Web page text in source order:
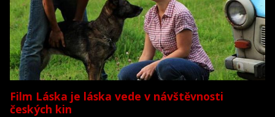
Film Láska je láska vede v návštěvnosti
českých kin